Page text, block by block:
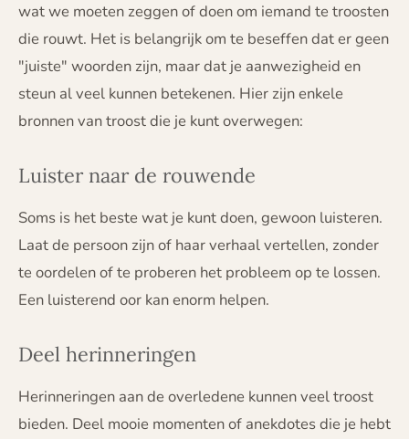
wat we moeten zeggen of doen om iemand te troosten
die rouwt. Het is belangrijk om te beseffen dat er geen
"juiste" woorden zijn, maar dat je aanwezigheid en
steun al veel kunnen betekenen. Hier zijn enkele
bronnen van troost die je kunt overwegen:
Luister naar de rouwende
Soms is het beste wat je kunt doen, gewoon luisteren.
Laat de persoon zijn of haar verhaal vertellen, zonder
te oordelen of te proberen het probleem op te lossen.
Een luisterend oor kan enorm helpen.
Deel herinneringen
Herinneringen aan de overledene kunnen veel troost
bieden. Deel mooie momenten of anekdotes die je hebt